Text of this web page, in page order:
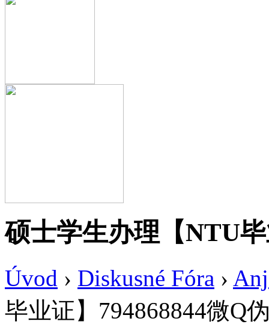
硕士学生办理【NTU
Úvod › Diskusné Fóra ›
毕业证】794868844微Q